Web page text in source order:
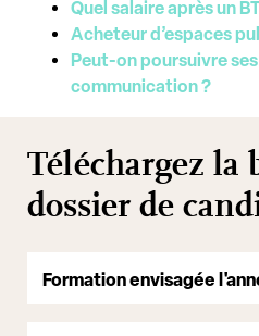
Quel salaire après un
Acheteur d’espaces
Peut-on poursuivre
communication ?
Téléchargez la
dossier de